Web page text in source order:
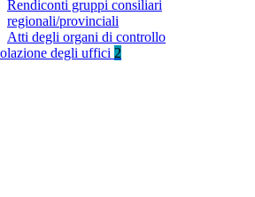
Rendiconti gruppi consiliari
regionali/provinciali
Atti degli organi di controllo
degli uffici 2